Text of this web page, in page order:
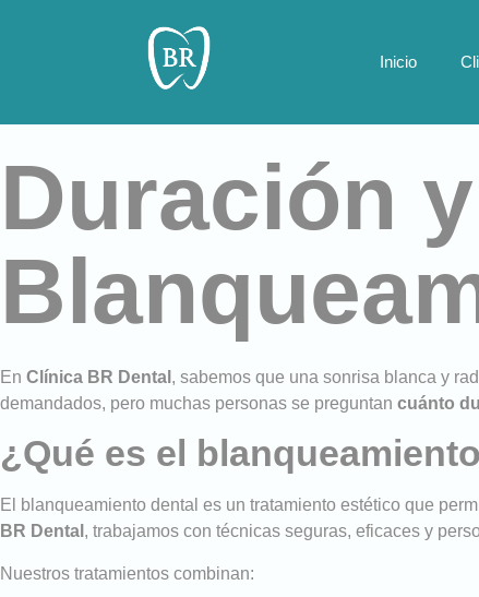
Inicio
Duración
En Clínica BR Dental , sabemos que una sonrisa blanca y
demandados, pero muchas personas se preguntan cuánto
¿Qué es el
El blanqueamiento dental es un tratamiento estético que
BR Dental , trabajamos con técnicas seguras, eficaces y
Nuestros tratamientos combinan: